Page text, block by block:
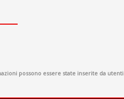
possono essere state inserite da